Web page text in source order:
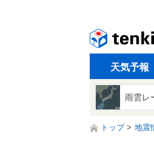
天気予報
雨雲レ
トップ 地震